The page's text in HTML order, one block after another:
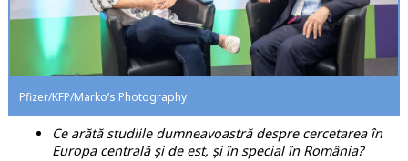
Pfizer/KFP/Marko’s Photography
Ce arătă studiile dumneavoastră despre cercetarea în
Europa centrală și de est, și în special în România?